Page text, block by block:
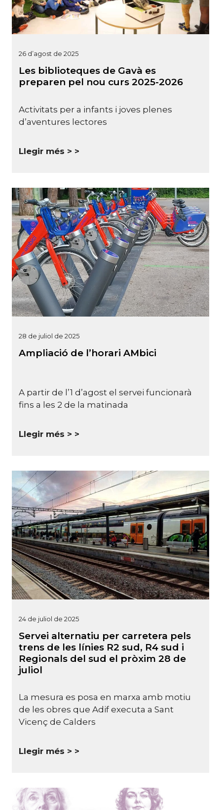
26 d’agost de 2025
Les biblioteques de Gavà es
preparen pel nou curs 2025-2026
Activitats per a infants i joves plenes
d’aventures lectores
Llegir més >
28 de juliol de 2025
Ampliació de l’horari AMbici
A partir de l’1 d’agost el servei funcionarà
fins a les 2 de la matinada
Llegir més >
24 de juliol de 2025
Servei alternatiu per carretera pels
trens de les línies R2 sud, R4 sud i
Regionals del sud el pròxim 28 de
juliol
La mesura es posa en marxa amb motiu
de les obres que Adif executa a Sant
Vicenç de Calders
Llegir més >